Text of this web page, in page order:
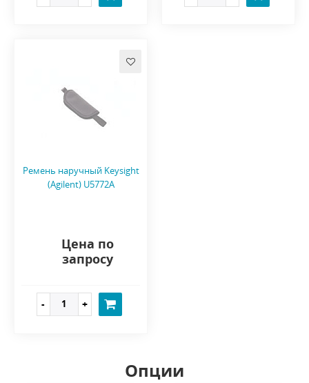
Ремень наручный Keysight
(Agilent) U5772A
Цена по
запросу
Опции